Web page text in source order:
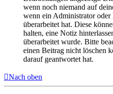
wenn noch niemand auf
wenn ein Administrator
überarbeitet hat. Diese
halten, eine Notiz
überarbeitet wurde. Bitte
einen Beitrag nicht löschen
darauf geantwortet hat.
Nach oben